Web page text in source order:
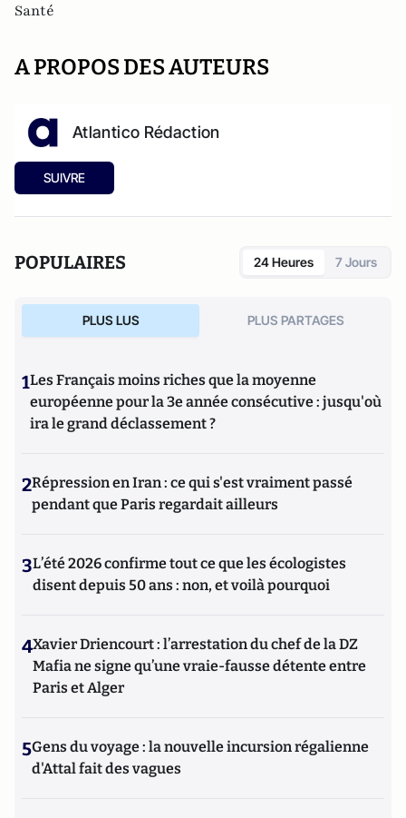
Santé
A PROPOS DES AUTEURS
Atlantico Rédaction
SUIVRE
POPULAIRES 24 Heures 7 Jours
PLUS LUS PLUS PARTAGES
1Les Français moins riches que la moyenne
européenne pour la 3e année consécutive : jusqu'où
ira le grand déclassement ?
2Répression en Iran : ce qui s'est vraiment passé
pendant que Paris regardait ailleurs
3L’été 2026 confirme tout ce que les écologistes
disent depuis 50 ans : non, et voilà pourquoi
4Xavier Driencourt : l’arrestation du chef de la DZ
Mafia ne signe qu’une vraie-fausse détente entre
Paris et Alger
5Gens du voyage : la nouvelle incursion régalienne
d'Attal fait des vagues